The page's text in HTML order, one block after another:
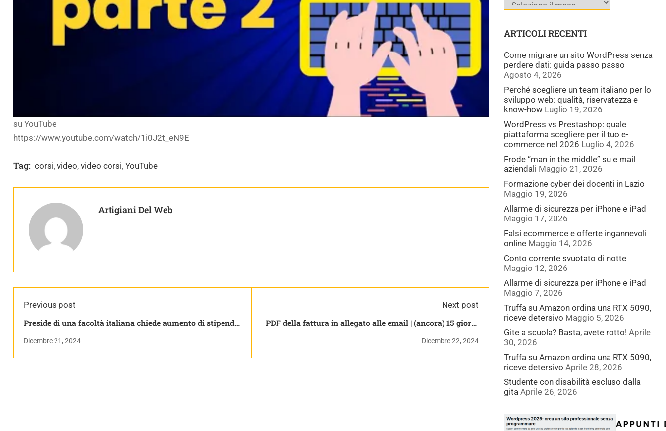
su YouTube
https://www.youtube.com/watch/1i0J2t_eN9E
Tag: corsi, video, video corsi, YouTube
Artigiani Del Web
Previous post
Preside di una facoltà italiana chiede aumento di stipendio
Dicembre 21, 2024
Next post
PDF della fattura in allegato alle email | (ancora) 15 giorni
Dicembre 22, 2024
ARTICOLI RECENTI
Come migrare un sito WordPress senza
perdere dati: guida passo passo
Agosto 4, 2026
Perché scegliere un team italiano per lo
sviluppo web: qualità, riservatezza e
know-how Luglio 19, 2026
WordPress vs Prestashop: quale
piattaforma scegliere per il tuo e-
commerce nel 2026 Luglio 4, 2026
Frode “man in the middle” su e mail
aziendali Maggio 21, 2026
Formazione cyber dei docenti in Lazio
Maggio 19, 2026
Allarme di sicurezza per iPhone e iPad
Maggio 17, 2026
Falsi ecommerce e offerte ingannevoli
online Maggio 14, 2026
Conto corrente svuotato di notte
Maggio 12, 2026
Allarme di sicurezza per iPhone e iPad
Maggio 7, 2026
Truffa su Amazon ordina una RTX 5090,
riceve detersivo Maggio 5, 2026
Gite a scuola? Basta, avete rotto! Aprile
30, 2026
Truffa su Amazon ordina una RTX 5090,
riceve detersivo Aprile 28, 2026
Studente con disabilità escluso dalla
gita Aprile 26, 2026